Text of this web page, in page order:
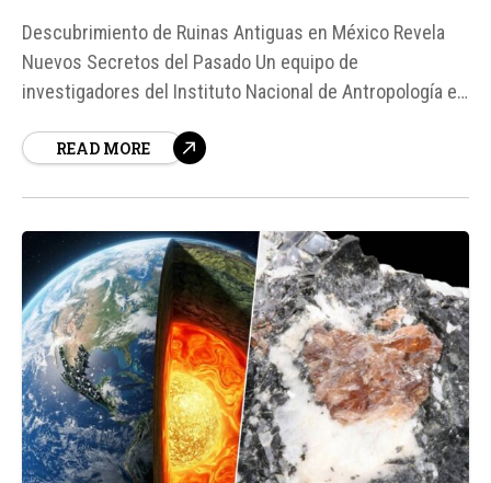
Descubrimiento de Ruinas Antiguas en México Revela
Nuevos Secretos del Pasado Un equipo de
investigadores del Instituto Nacional de Antropología e
significativo en el estado de Veracruz, México, que
READ MORE